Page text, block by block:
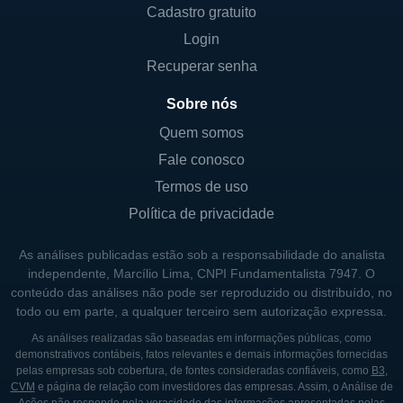
enfrentadas por pacientes que requerem
tratamento contínuo e eficaz. Ao longo dos
anos, a empresa tem trabalhado conforme a
formulações farmacêuticas. Desde sua
fundação, a Xeris se destacou por seu
compromisso com a pesquisa e a inovação,
recebendo financiamentos significativos para
produtos.
Um ponto significativo na história da Xeris foi
a introdução de sua plataforma XeriJect, que
revolucionou a forma de administrar
medicamentos. A tecnologia foi rapidamente
reconhecida pelo setor, resultando em
Cadastro gratuito
Login
Recuperar senha
Sobre nós
Quem somos
Fale conosco
Termos de uso
Política de privacidade
As análises publicadas estão sob a responsabilidade do analista
independente, Marcílio Lima, CNPI Fundamentalista 7947. O
conteúdo das análises não pode ser reproduzido ou distribuído, no
todo ou em parte, a qualquer terceiro sem autorização expressa.
As análises realizadas são baseadas em informações públicas, como
demonstrativos contábeis, fatos relevantes e demais informações fornecidas
pelas empresas sob cobertura, de fontes consideradas confiáveis, como B3,
CVM e página de relação com investidores das empresas. Assim, o Análise de